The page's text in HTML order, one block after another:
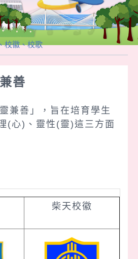
校徽、校歌
善
兼善」，旨在培育學生
(心)、靈性(靈)這三方面
柴天校徽